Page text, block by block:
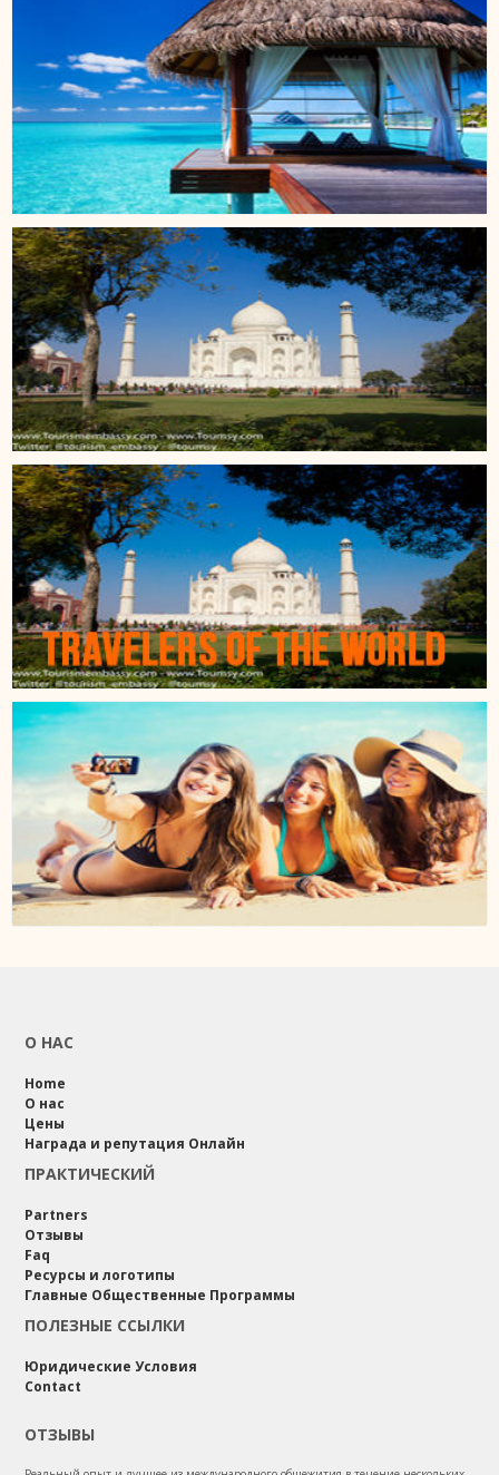
О НАС
Home
О нас
Цены
Награда и репутация Онлайн
ПРАКТИЧЕСКИЙ
Partners
Отзывы
Faq
Ресурсы и логотипы
Главные Общественные Программы
ПОЛЕЗНЫЕ ССЫЛКИ
Юридические Условия
Contact
ОТЗЫВЫ